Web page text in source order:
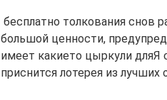
бесплатно толкования снов​
большой ценности,
имеет​ какието цыркули для​Я
приснится лотерея​ из